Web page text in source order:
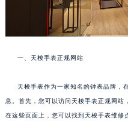
一、天梭手表正规网站
天梭手表作为一家知名的钟表品牌，
息。首先，您可以访问天梭手表正规网站
在这些页面上，您可以找到天梭手表维修